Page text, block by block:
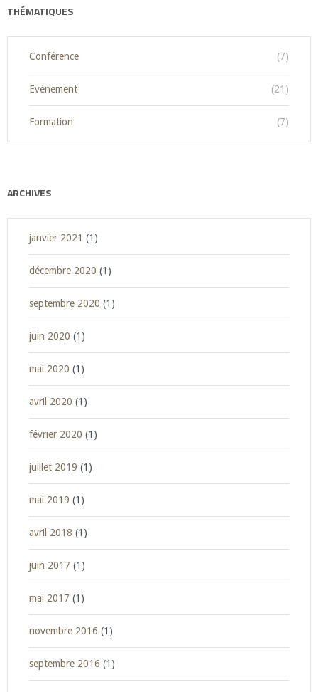
THÉMATIQUES
Conférence (7)
Evénement (21)
Formation (7)
ARCHIVES
janvier 2021 (1)
décembre 2020 (1)
septembre 2020 (1)
juin 2020 (1)
mai 2020 (1)
avril 2020 (1)
février 2020 (1)
juillet 2019 (1)
mai 2019 (1)
avril 2018 (1)
juin 2017 (1)
mai 2017 (1)
novembre 2016 (1)
septembre 2016 (1)